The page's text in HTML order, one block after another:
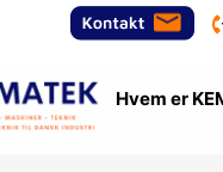
Hvem er